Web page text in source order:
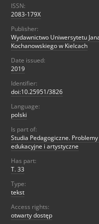
ISSN:
2083-179X
Publisher:
Wydawnictwo Uniwersytetu
Kochanowskiego w Kielcach
Date issued:
2019
Identifier:
doi:10.25951/3826
Language:
polski
Is part of:
Studia Pedagogiczne. Problemy
edukacyjne i artystyczne
Has part:
T. 33
Type:
tekst
Access rights:
otwarty dostęp